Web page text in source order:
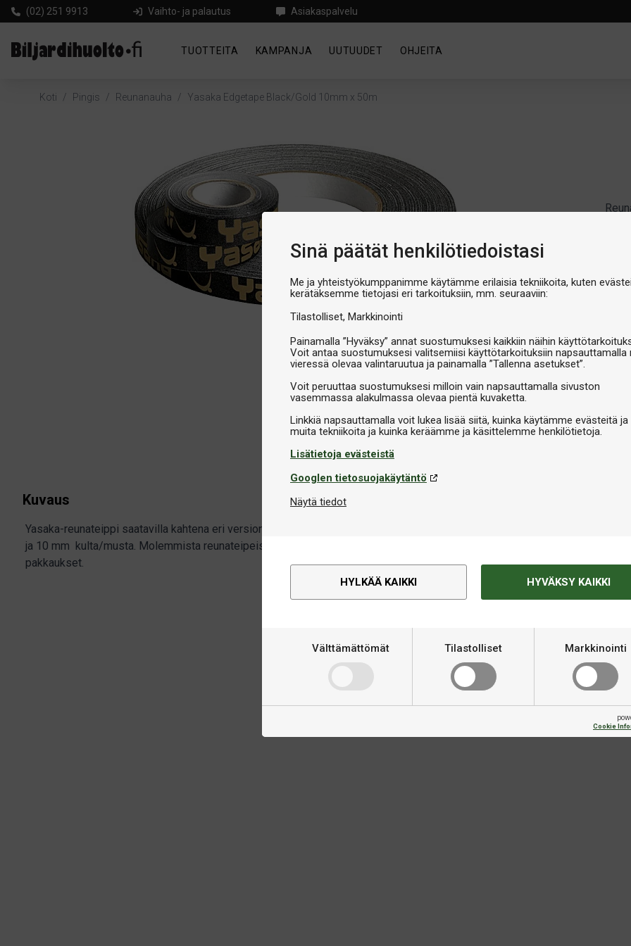
Sinä päätät henkilötiedoistasi
Me ja yhteistyökumppanimme käytämme erilaisia tekniikoita, kuten
kerätäksemme tietojasi eri tarkoituksiin, mm. seuraaviin:
Tilastolliset Markkinointi
Painamalla ”Hyväksy” annat suostumuksesi kaikkiin näihin
Voit antaa suostumuksesi valitsemiisi käyttötarkoituksiin napsauttamalla
vieressä olevaa valintaruutua ja painamalla ”Tallenna asetukset”.
Voit peruuttaa suostumuksesi milloin vain napsauttamalla sivuston
vasemmassa alakulmassa olevaa pientä kuvaketta.
Linkkiä napsauttamalla voit lukea lisää siitä, kuinka käytämme evästeitä ja
Lisätietoja evästeistä
Googlen tietosuojakäytäntö
Näytä tiedot
HYLKÄÄ KAIKKI HYVÄKSY KAIKKI
Välttämättömät Tilastolliset Markkinointi
Cookie
(02) 251 9913 Vaihto- ja palautus Asiakaspalvelu
TUOTTEITA KAMPANJA UUTUUDET OHJEITA
Koti / Pingis / Reunanauha / Yasaka Edgetape Black/Gold 10mm x 50m
Kuvaus
Yasaka-reunateippi saatavilla kahtena eri versiona – 12 mm valkoinen/musta reunateippi
ja 10 mm kulta/musta. Molemmista reunateipeistä saatavilla 5 metrin ja 50 metrin
pakkaukset.